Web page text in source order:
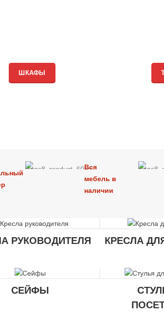
ШКАФЫ
Вся
мебель в
наличии
РУКОВОДИТЕЛЯ КРЕСЛА
СЕЙФЫ